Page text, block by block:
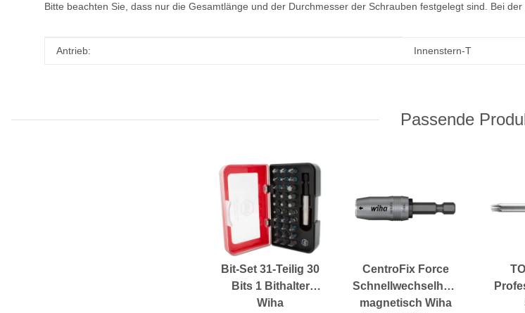
Bitte beachten Sie, dass nur die Gesamtlänge und der Durchmesser der Schrauben festgelegt sind. Bei
Produkteigenschaft
Wert
Antrieb: Innenstern-T
Passende
Bit-Set 31-Teilig 30
Bits 1 Bithalter
Wiha
CentroFix Force
Schnellwechselhalter
magnetisch Wiha